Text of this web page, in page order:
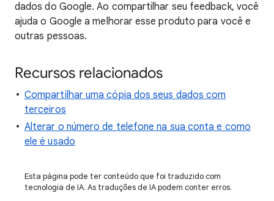
dados do Google. Ao compartilhar seu feedback, você
ajuda o Google a melhorar esse produto para você e
outras pessoas.
Recursos relacionados
Compartilhar uma cópia dos seus dados com
terceiros
Alterar o número de telefone na sua conta e como
ele é usado
Esta página pode ter conteúdo que foi traduzido com
tecnologia de IA. As traduções de IA podem conter erros.